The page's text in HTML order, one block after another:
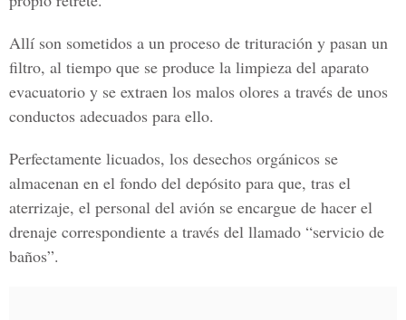
Allí son sometidos a un proceso de trituración y pasan un
filtro, al tiempo que se produce la limpieza del aparato
evacuatorio y se extraen los malos olores a través de unos
conductos adecuados para ello.
Perfectamente licuados, los desechos orgánicos se
almacenan en el fondo del depósito para que, tras el
aterrizaje, el personal del avión se encargue de hacer el
drenaje correspondiente a través del llamado “servicio de
baños”.